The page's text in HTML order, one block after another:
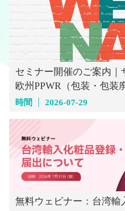
セミナー開催のご案内｜
欧州PPWR（包装・包装
インセミナー（7月29日）
時間 2026-07-29
無料ウェビナー：台湾輸